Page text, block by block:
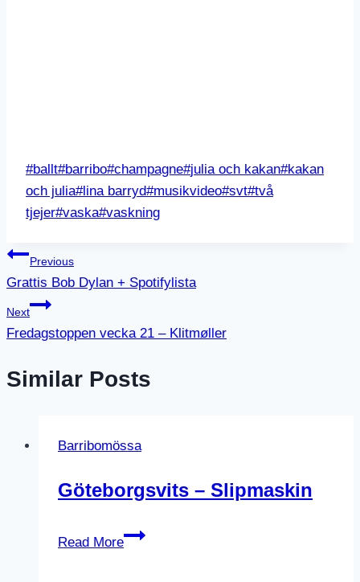
Post
Tags:
#ballt#barribo#champagne#julia och kakan#kakan
och julia#lina barryd#musikvideo#svt#två
tjejer#vaska#vaskning
Inläggsnavigering
Previous
Grattis Bob Dylan + Spotifylista
Next
Fredagstoppen vecka 21 – Klitmøller
Similar Posts
Barribomössa
Göteborgsvits – Slipmaskin
Read More
Göteborgsvits